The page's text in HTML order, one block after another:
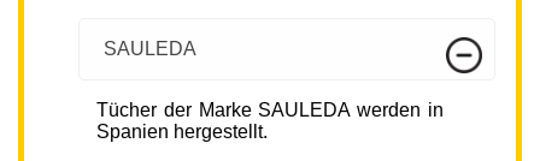
SAULEDA
Tücher der Marke SAULEDA werden in
Spanien hergestellt.